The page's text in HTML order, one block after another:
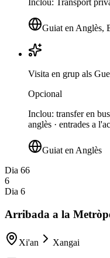
Guiat en Anglès,
Visita en grup als
Opcional
Inclou: transfer en
anglès · entrades a
Guiat en Anglès
Dia 66
6
Dia 6
Arribada a la
Xi'an Xangai